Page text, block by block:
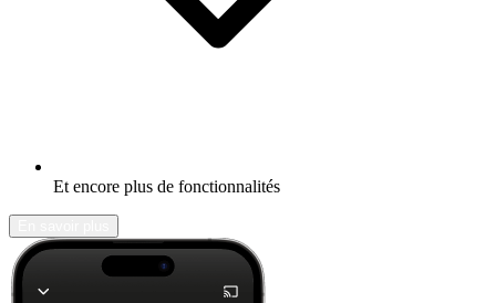
Et encore plus de fonctionnalités